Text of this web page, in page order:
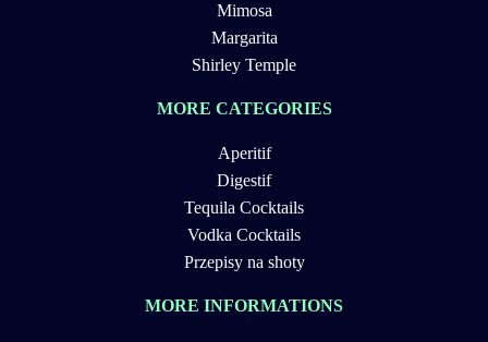
Mimosa
Margarita
Shirley Temple
MORE CATEGORIES
Aperitif
Digestif
Tequila Cocktails
Vodka Cocktails
Przepisy na shoty
MORE INFORMATIONS